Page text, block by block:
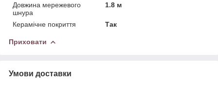
Довжина мережевого
шнура
1.8 м
Керамічне покриття Так
Приховати
Умови доставки